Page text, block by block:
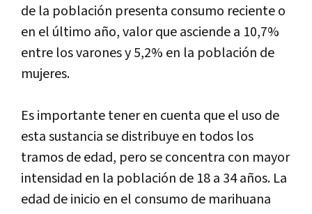
de la población presenta consumo reciente o
en el último año, valor que asciende a 10,7%
entre los varones y 5,2% en la población de
mujeres.
Es importante tener en cuenta que el uso de
esta sustancia se distribuye en todos los
tramos de edad, pero se concentra con mayor
intensidad en la población de 18 a 34 años. La
edad de inicio en el consumo de marihuana